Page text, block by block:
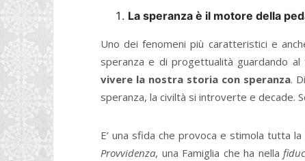
La speranza è il motore della
Uno dei fenomeni più caratteristici e
speranza e di progettualità guardando
vivere la nostra storia con speranza.
speranza, la civiltà si introverte e decade.
E’ una sfida che provoca e stimola tutta la
Provvidenza, una Famiglia che ha nella